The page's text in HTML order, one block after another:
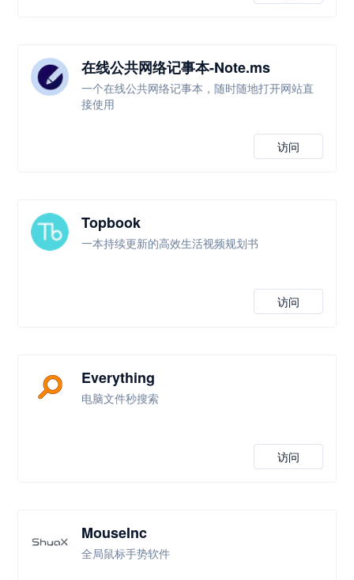
在线公共网络记事本-Note.ms
一个在线公共网络记事本，随时随地打开网站直
接使用
访问
Topbook
一本持续更新的高效生活视频规划书
访问
Everything
电脑文件秒搜索
访问
MouseInc
全局鼠标手势软件